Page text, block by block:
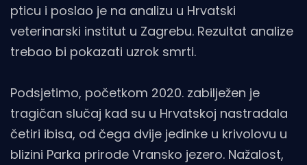
pticu i poslao je na analizu u Hrvatski
veterinarski institut u Zagrebu. Rezultat analize
trebao bi pokazati uzrok smrti.
Podsjetimo, početkom 2020. zabilježen je
tragičan slučaj kad su u Hrvatskoj nastradala
četiri ibisa, od čega dvije jedinke u krivolovu u
blizini Parka prirode Vransko jezero. Nažalost,